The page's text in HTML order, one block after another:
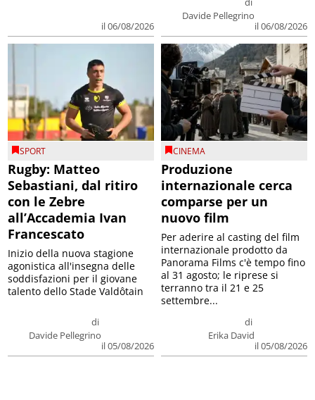
il 06/08/2026
Davide Pellegrino
il 06/08/2026
SPORT
Rugby: Matteo
Sebastiani, dal ritiro
con le Zebre
all’Accademia Ivan
Francescato
di
Davide Pellegrino
il 05/08/2026
Inizio della nuova stagione
agonistica all'insegna delle
soddisfazioni per il giovane
talento dello Stade Valdôtain
CINEMA
Produzione
internazionale cerca
comparse per un
nuovo film
di
Erika David
il 05/08/2026
Per aderire al casting del film
internazionale prodotto da
Panorama Films c'è tempo fino
al 31 agosto; le riprese si
terranno tra il 21 e 25
settembre...